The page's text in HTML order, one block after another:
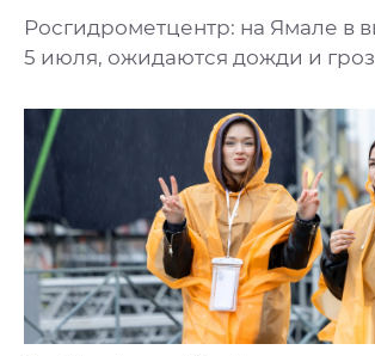
Росгидрометцентр: на Ямале в
5 июля, ожидаются дожди и